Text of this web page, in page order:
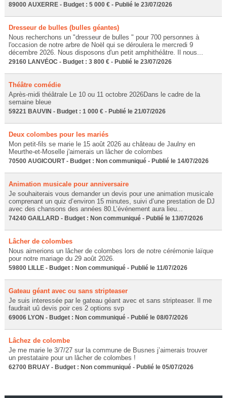
89000 AUXERRE - Budget : 5 000 € - Publié le 23/07/2026
Dresseur de bulles (bulles géantes)
Nous recherchons un "dresseur de bulles " pour 700 personnes à
l'occasion de notre arbre de Noël qui se déroulera le mercredi 9
décembre 2026. Nous disposons d'un petit amphithéâtre. Il nous...
29160 LANVÉOC - Budget : 3 800 € - Publié le 23/07/2026
Théâtre comédie
Après-midi théâtrale Le 10 ou 11 octobre 2026Dans le cadre de la
semaine bleue
59221 BAUVIN - Budget : 1 000 € - Publié le 21/07/2026
Deux colombes pour les mariés
Mon petit-fils se marie le 15 août 2026 au château de Jaulny en
Meurthe-et-Moselle j'aimerais un lâcher de colombes
70500 AUGICOURT - Budget : Non communiqué - Publié le 14/07/2026
Animation musicale pour anniversaire
Je souhaiterais vous demander un devis pour une animation musicale
comprenant un quiz d’environ 15 minutes, suivi d’une prestation de DJ
avec des chansons des années 80.L’événement aura lieu...
74240 GAILLARD - Budget : Non communiqué - Publié le 13/07/2026
Lâcher de colombes
Nous aimerions un lâcher de colombes lors de notre cérémonie laïque
pour notre mariage du 29 août 2026.
59800 LILLE - Budget : Non communiqué - Publié le 11/07/2026
Gateau géant avec ou sans stripteaser
Je suis interessée par le gateau géant avec et sans stripteaser. Il me
faudrait uû devis poir ces 2 options svp
69006 LYON - Budget : Non communiqué - Publié le 08/07/2026
Lâchez de colombe
Je me marie le 3/7/27 sur la commune de Busnes j’aimerais trouver
un prestataire pour un lâcher de colombes !
62700 BRUAY - Budget : Non communiqué - Publié le 05/07/2026